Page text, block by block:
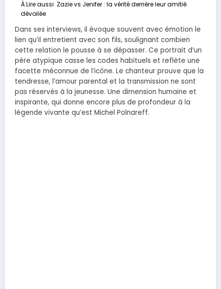
À Lire aussi Zazie vs Jenifer : la vérité derrière leur amitié
dévoilée
Dans ses interviews, il évoque souvent avec émotion le
lien qu’il entretient avec son fils, soulignant combien
cette relation le pousse à se dépasser. Ce portrait d’un
père atypique casse les codes habituels et reflète une
facette méconnue de l’icône. Le chanteur prouve que la
tendresse, l’amour parental et la transmission ne sont
pas réservés à la jeunesse. Une dimension humaine et
inspirante, qui donne encore plus de profondeur à la
légende vivante qu’est Michel Polnareff.